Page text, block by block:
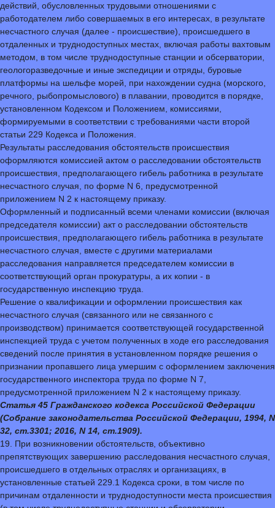
действий, обусловленных трудовыми отношениями с
работодателем либо совершаемых в его интересах, в результате
несчастного случая (далее - происшествие), происшедшего в
отдаленных и труднодоступных местах, включая работы вахтовым
методом, в том числе труднодоступные станции и обсерватории,
геологоразведочные и иные экспедиции и отряды, буровые
платформы на шельфе морей, при нахождении судна (морского,
речного, рыбопромыслового) в плавании, проводится в порядке,
установленном Кодексом и Положением, комиссиями,
формируемыми в соответствии с требованиями части второй
статьи 229 Кодекса и Положения.
Результаты расследования обстоятельств происшествия
оформляются комиссией актом о расследовании обстоятельств
происшествия, предполагающего гибель работника в результате
несчастного случая, по форме N 6, предусмотренной
приложением N 2 к настоящему приказу.
Оформленный и подписанный всеми членами комиссии (включая
председателя комиссии) акт о расследовании обстоятельств
происшествия, предполагающего гибель работника в результате
несчастного случая, вместе с другими материалами
расследования направляется председателем комиссии в
соответствующий орган прокуратуры, а их копии - в
государственную инспекцию труда.
Решение о квалификации и оформлении происшествия как
несчастного случая (связанного или не связанного с
производством) принимается соответствующей государственной
инспекцией труда с учетом полученных в ходе его расследования
сведений после принятия в установленном порядке решения о
признании пропавшего лица умершим с оформлением заключения
государственного инспектора труда по форме N 7,
предусмотренной приложением N 2 к настоящему приказу.
Статья 45 Гражданского кодекса Российской Федерации
(Собрание законодательства Российской Федерации, 1994, N
32, ст.3301; 2016, N 14, ст.1909).
19. При возникновении обстоятельств, объективно
препятствующих завершению расследования несчастного случая,
происшедшего в отдельных отраслях и организациях, в
установленные статьей 229.1 Кодекса сроки, в том числе по
причинам отдаленности и труднодоступности места происшествия